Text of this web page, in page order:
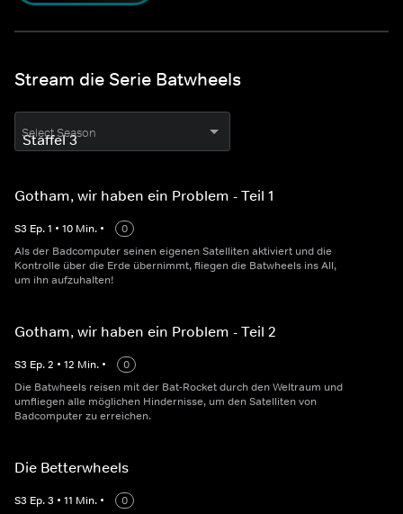
Stream die Serie Batwheels
Select Season
Gotham, wir haben ein Problem - Teil 1
S3 Ep.1 • 10 Min. •
0
Als der Badcomputer seinen eigenen Satelliten aktiviert und die
Kontrolle über die Erde übernimmt, fliegen die Batwheels ins All,
um ihn aufzuhalten!
Gotham, wir haben ein Problem - Teil 2
S3 Ep.2 • 12 Min. •
0
Die Batwheels reisen mit der Bat-Rocket durch den Weltraum und
umfliegen alle möglichen Hindernisse, um den Satelliten von
Badcomputer zu erreichen.
Die Betterwheels
S3 Ep.3 • 11 Min. •
0